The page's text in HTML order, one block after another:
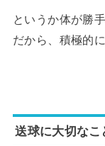
というか体が勝
だから、積極的
送球に大切なこ